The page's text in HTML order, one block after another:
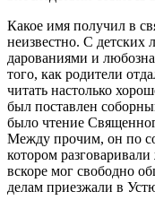
Какое имя получил в
неизвестно. С детских
дарованиями и
того, как родители
читать настолько
был поставлен
было чтение
Между прочим, он по
котором
вскоре мог свободно
делам приезжали в